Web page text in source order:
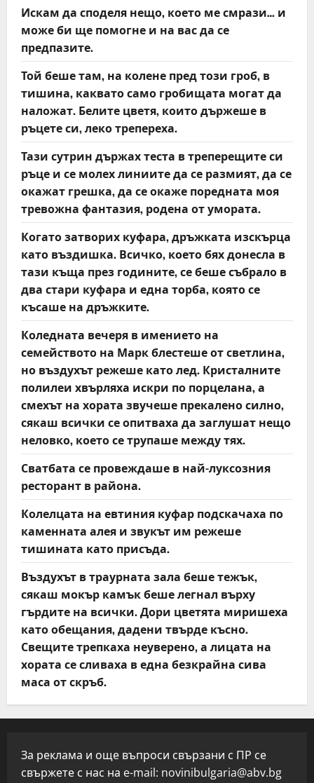
Искам да споделя нещо, което ме смрази… и
може би ще помогне и на вас да се
предпазите.
Той беше там, на колене пред този гроб, в
тишина, каквато само гробищата могат да
наложат. Белите цветя, които държеше в
ръцете си, леко трепереха.
Тази сутрин държах теста в треперещите си
ръце и се молех линиите да се размият, да се
окажат грешка, да се окаже поредната моя
тревожна фантазия, родена от умората.
Когато затворих куфара, дръжката изскърца
като въздишка. Всичко, което бях донесла в
тази къща през годините, се беше събрало в
два стари куфара и една торба, която се
късаше на дръжките.
Коледната вечеря в имението на
семейството на Марк блестеше от светлина,
но въздухът режеше като лед. Кристалните
полилеи хвърляха искри по порцелана, а
смехът на хората звучеше прекалено силно,
сякаш всички се опитваха да заглушат нещо
неловко, което се трупаше между тях.
Сватбата се провеждаше в най-луксозния
ресторант в района.
Колелцата на евтиния куфар подскачаха по
каменната алея и звукът им режеше
тишината като присъда.
Въздухът в траурната зала беше тежък,
сякаш мокър камък беше легнал върху
гърдите на всички. Дори цветята миришеха
като обещания, дадени твърде късно.
Свещите трепкаха неуверено, а лицата на
хората се сливаха в една безкрайна сива
маса от скръб.
За реклама и още въпроси свързани с ПР се
свържете с нас на e-mail: novinibulgaria@abv.bg